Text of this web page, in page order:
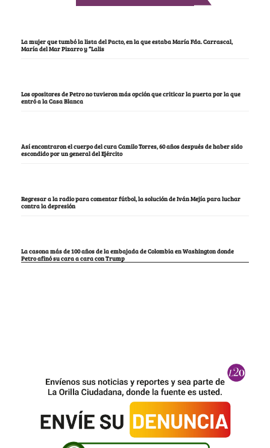
La mujer que tumbó la lista del Pacto, en la que estaba María Fda. Carrascal,
María del Mar Pizarro y “Lalis
Los opositores de Petro no tuvieron más opción que criticar la puerta por la que
entró a la Casa Blanca
Así encontraron el cuerpo del cura Camilo Torres, 60 años después de haber sido
escondido por un general del Ejército
Regresar a la radio para comentar fútbol, la solución de Iván Mejía para luchar
contra la depresión
La casona más de 100 años de la embajada de Colombia en Washington donde
Petro afinó su cara a cara con Trump